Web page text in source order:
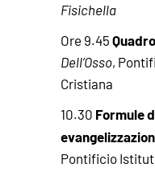
Fisichella
Ore 9.45
Dell’Osso,
Cristiana
10.30 Formule
Pontificio